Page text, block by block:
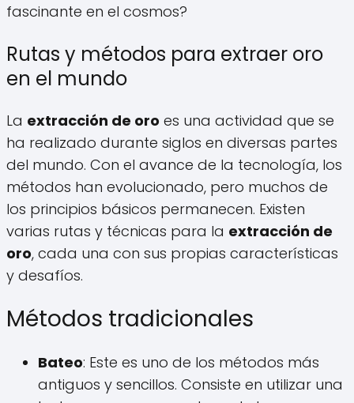
fascinante en el cosmos?
Rutas y métodos para extraer oro
en el mundo
La extracción de oro es una actividad que se
ha realizado durante siglos en diversas partes
del mundo. Con el avance de la tecnología, los
métodos han evolucionado, pero muchos de
los principios básicos permanecen. Existen
varias rutas y técnicas para la extracción de
oro, cada una con sus propias características
y desafíos.
Métodos tradicionales
Bateo: Este es uno de los métodos más
antiguos y sencillos. Consiste en utilizar una